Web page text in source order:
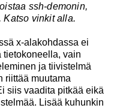
ssh-demonin,
Katso vinkit alla.
x-alakohdassa ei
tietokoneella, vain
ja tiivistelmä
riittää muutama
siis vaadita pitkää eikä
Lisää kuhunkin